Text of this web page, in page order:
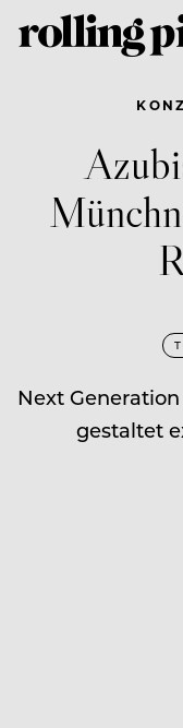
Next
gestaltet